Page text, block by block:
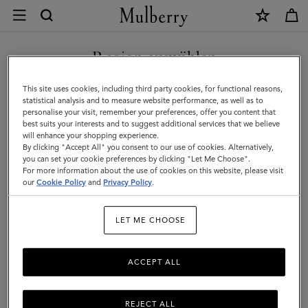
Kundenservice
Mulberry
Kundenservice
Kontakt
Retouren
Bestellungen & Lieferung
Größe & Passform
Pflege & Reparaturen
Hier finden Sie hilfreiche Informationen zu Größen, Versand,
Retouren u. v. m.
Bei weiteren Fragen steht Ihnen unser
Region auswählen
Sie befinden sich auf unserer Seite für Frankreich, aber wir
haben festgestellt, dass Sie hier sind: Vereinigte Staaten.
SEITE FÜR VEREINIGTE
STAATEN BESUCHEN
AUF FOLGENDER WEBSEITE
FORTFAHREN: FRANKREICH
This site uses cookies, including third party cookies, for functional reasons,
statistical analysis and to measure website performance, as well as to
personalise your visit, remember your preferences, offer you content that
best suits your interests and to suggest additional services that we believe
will enhance your shopping experience.
By clicking "Accept All" you consent to our use of cookies. Alternatively,
you can set your cookie preferences by clicking "Let Me Choose".
For more information about the use of cookies on this website, please visit
ourCookie Policy and Privacy Policy.
LET ME CHOOSE
REJECT ALL
ACCEPT ALL